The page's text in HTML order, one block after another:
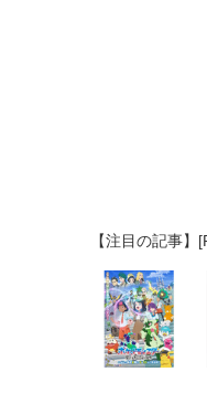
【注目の記事】